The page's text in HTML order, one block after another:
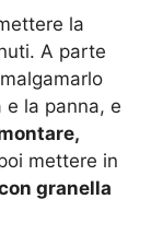
la
A parte
e la panna, e
mettere in
granella